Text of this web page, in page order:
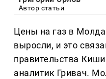
Автор статьи
Цены на газ в
выросли, и это
правительства
аналитик Гривач.